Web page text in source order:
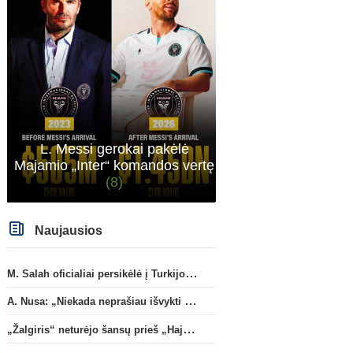
L. Messi gerokai pakėlė
Majamio „Inter“ komandos vertę
(8)
Naujausios
M. Salah oficialiai persikėlė į Turkijos ekipą „Trabzonspor“
A. Nusa: „Niekada neprašiau išvykti iš „RB Leipzig“ klubo“
„Žalgiris“ neturėjo šansų prieš „Hajduk“